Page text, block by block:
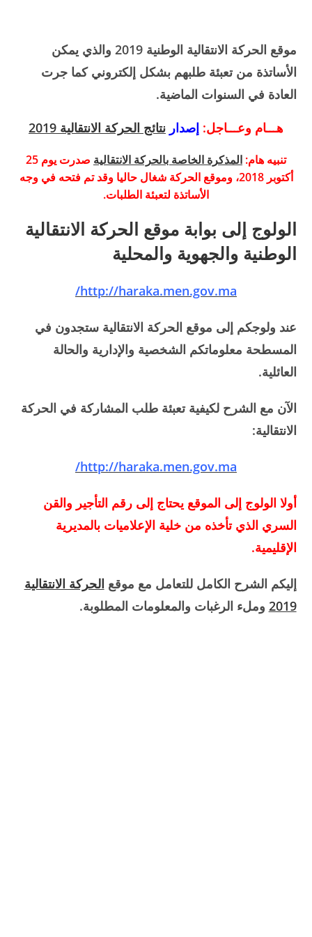
موقع الحركة الانتقالية الوطنية 2019 والذي يمكن
الأساتذة من تعبئة طلبهم بشكل إلكتروني كما جرت
العادة في السنوات الماضية.
هـــام وعـــاجل: إصدار نتائج الحركة الانتقالية 2019
تنبيه هام: المذكرة الخاصة بالحركة الانتقالية
صدرت يوم 25
أكتوبر 2018، وموقع الحركة شغال حاليا وقد تم فتحه في وجه
الأساتذة لتعبئة الطلبات.
الولوج إلى بوابة موقع الحركة الانتقالية
الوطنية والجهوية والمحلية
http://haraka.men.gov.ma/
عند ولوجكم إلى موقع الحركة الانتقالية ستجدون في
المسطحة معلوماتكم الشخصية والإدارية والحالة
العائلية.
الآن مع الشرح لكيفية تعبئة طلب المشاركة في الحركة
الانتقالية:
http://haraka.men.gov.ma/
أولا الولوج إلى الموقع يحتاج إلى رقم التأجير والقن
السري الذي تأخذه من خلية الإعلاميات بالمديرية
الإقليمية.
إليكم الشرح الكامل للتعامل مع موقع الحركة الانتقالية
2019 وملء الرغبات والمعلومات المطلوبة.